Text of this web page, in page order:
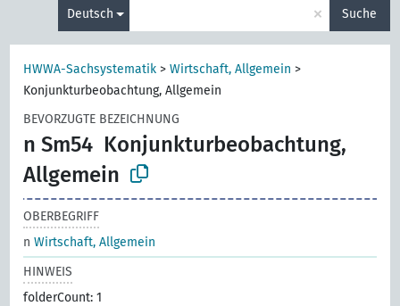
Deutsch × Suche
HWWA-Sachsystematik >Wirtschaft, Allgemein >
Konjunkturbeobachtung, Allgemein
BEVORZUGTE BEZEICHNUNG
n Sm54 Konjunkturbeobachtung,
Allgemein
OBERBEGRIFF
nWirtschaft, Allgemein
HINWEIS
folderCount: 1